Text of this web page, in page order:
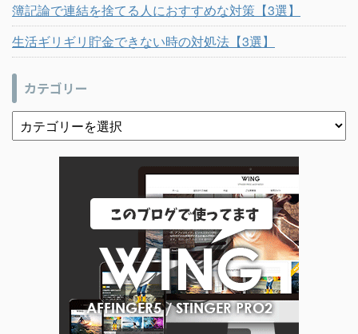
簿記論で連結を捨てる人におすすめな対策【3選】
生活ギリギリ貯金できない時の対処法【3選】
カテゴリー